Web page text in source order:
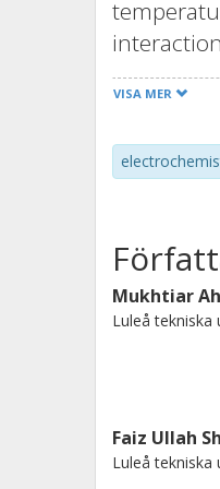
in turn
widest
VISA MER
Mukhtiar
Luleå tekniska
Faiz Ullah
Luleå tekniska